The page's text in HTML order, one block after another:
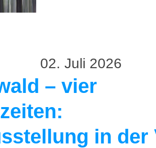
02. Juli 2026
– vier
in der